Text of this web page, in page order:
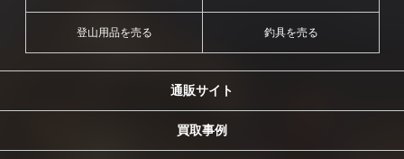
登山用品を売る 釣具を売る
通販サイト
買取事例